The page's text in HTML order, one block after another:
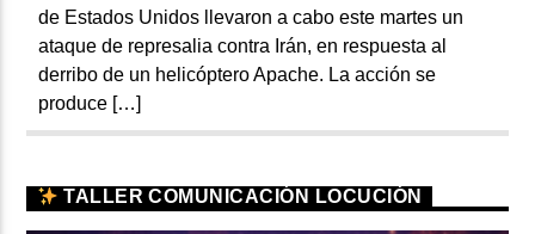
de Estados Unidos llevaron a cabo este martes un
ataque de represalia contra Irán, en respuesta al
derribo de un helicóptero Apache. La acción se
produce […]
TALLER COMUNICACIÓN LOCUCIÓN